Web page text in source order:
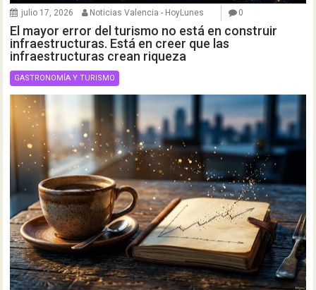
julio 17, 2026 Noticias Valencia - HoyLunes 0
El mayor error del turismo no está en construir
infraestructuras. Está en creer que las
infraestructuras crean riqueza
GASTRONOMÍA Y TURISMO